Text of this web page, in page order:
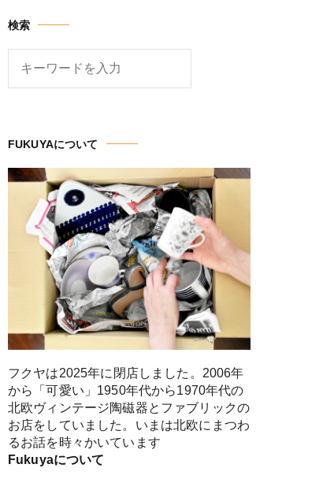
検索
FUKUYAについて
フクヤは2025年に閉店しました。2006年
から「可愛い」1950年代から1970年代の
北欧ヴィンテージ陶磁器とファブリックの
お店をしていました。いまは北欧にまつわ
るお話を時々かいています
Fukuyaについて